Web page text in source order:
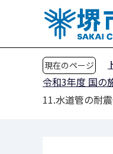
現在のページ
令和3年度 国の
11.水道管の耐